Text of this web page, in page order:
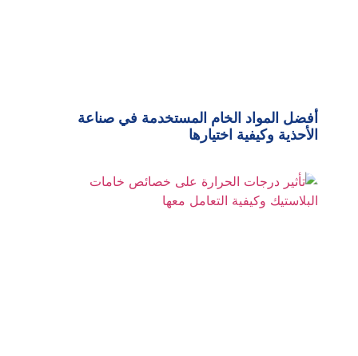
أفضل المواد الخام المستخدمة في صناعة
الأحذية وكيفية اختيارها